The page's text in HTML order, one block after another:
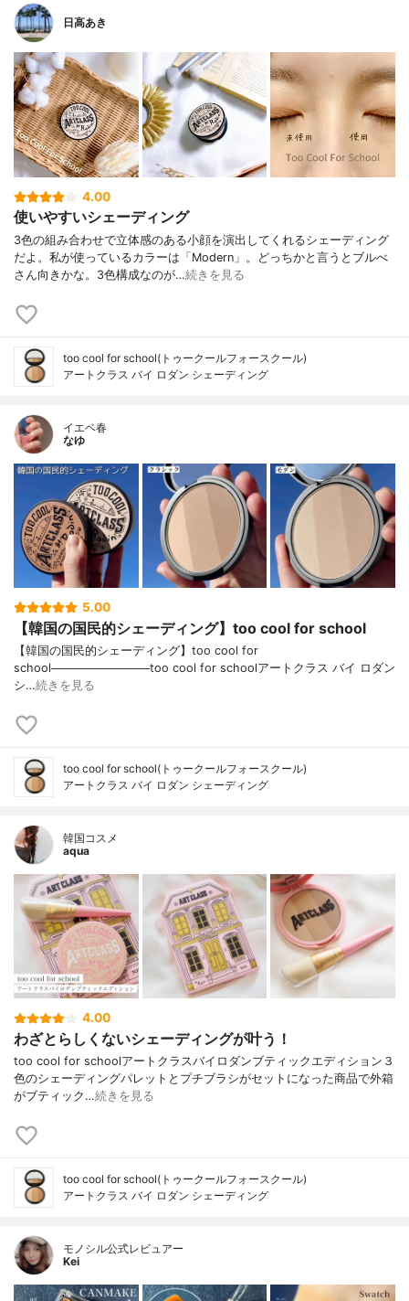
日高あき
4.00
使いやすいシェーディング
3色の組み合わせで立体感のある小顔を演出してくれるシェーディング
だよ。私が使っているカラーは「Modern」。どっちかと言うとブルべ
さん向きかな。3色構成なのが…続きを見る
too cool for school(トゥークールフォースクール)
アートクラス バイ ロダン シェーディング
イエベ春
なゆ
5.00
【韓国の国民的シェーディング】too cool for school
【韓国の国民的シェーディング】too cool for
school────────────too cool for schoolアートクラス バイ ロダン
シ…続きを見る
too cool for school(トゥークールフォースクール)
アートクラス バイ ロダン シェーディング
韓国コスメ
aqua
4.00
わざとらしくないシェーディングが叶う！
too cool for schoolアートクラスバイロダンブティックエディション３
色のシェーディングパレットとプチブラシがセットになった商品で外箱
がブティック…続きを見る
too cool for school(トゥークールフォースクール)
アートクラス バイ ロダン シェーディング
モノシル公式レビュアー
Kei